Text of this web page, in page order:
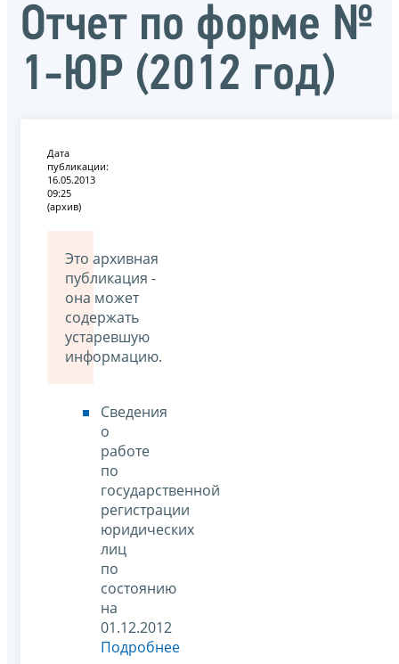
Отчет по форме №
1-ЮР (2012 год)
Дата
публикации:
16.05.2013
09:25
(архив)
Это архивная
публикация -
она может
содержать
устаревшую
информацию.
Сведения
о
работе
по
государственной
регистрации
юридических
лиц
по
состоянию
на
01.12.2012
Подробнее